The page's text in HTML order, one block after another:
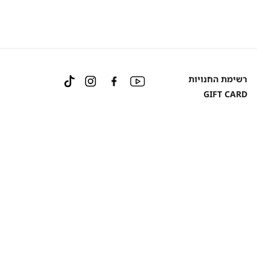
רשימת החנויות
GIFT CARD
YouTube
Facebook
Instagram
TikTok